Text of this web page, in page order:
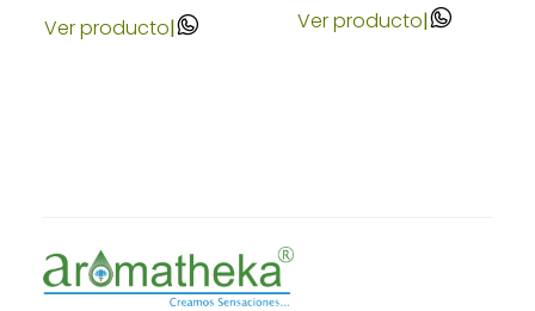
Ver producto|
Ver producto|